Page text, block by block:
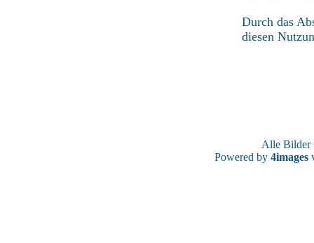
Durch das
diesen
Alle
Powered by 4images